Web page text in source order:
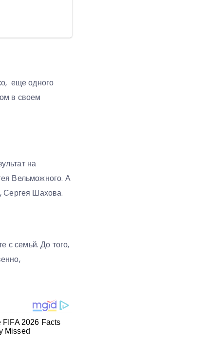
еще одного
в своем
на
Вельможного. А
Сергея Шахова.
с семьй. До того,